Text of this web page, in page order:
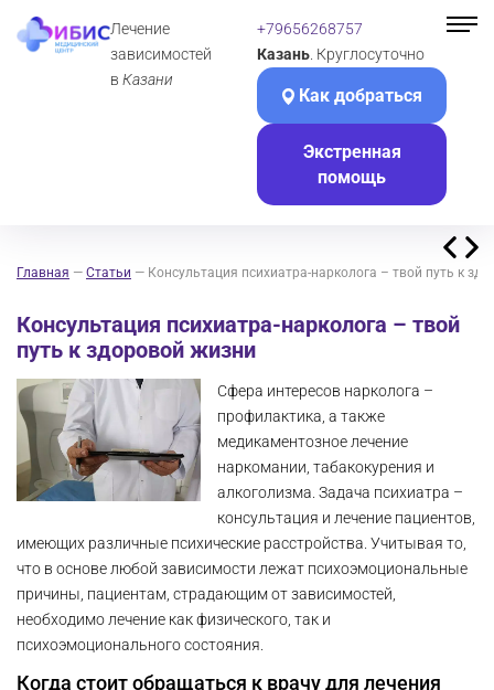
Лечение
зависимостей
в Казани
+79656268757
Казань . Круглосуточно
Как добраться
Экстренная
помощь
Главная — Статьи — Консультация психиатра-нарколога – твой путь к
Консультация психиатра-нарколога – твой
путь к здоровой жизни
Сфера интересов нарколога –
профилактика, а также
медикаментозное лечение
наркомании, табакокурения и
алкоголизма. Задача психиатра –
консультация и лечение пациентов,
имеющих различные психические расстройства. Учитывая то,
что в основе любой зависимости лежат психоэмоциональные
причины, пациентам, страдающим от зависимостей,
необходимо лечение как физического, так и
психоэмоционального состояния.
Когда стоит обращаться к врачу для лечения